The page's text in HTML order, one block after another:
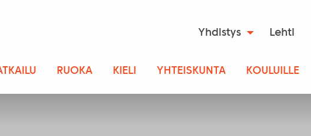
Yhdistys Lehti
RUOKA KIELI YHTEISKUNTA KOULUILLE